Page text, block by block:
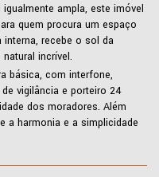
ampla, este imóvel
quem procura um espaço
recebe o sol da
incrível.
básica, com interfone,
vigilância e porteiro 24
dos moradores. Além
a harmonia e a simplicidade